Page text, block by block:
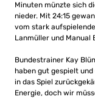
Minuten münzte sich
nieder. Mit 24:15
vom stark
Lanmüller und
Bundestrainer Kay
haben gut gespielt
in das Spiel
Energie, doch wir